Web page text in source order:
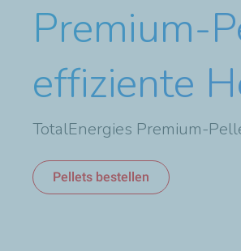
Premium-
effiziente
TotalEnergies Premium-
Pellets bestellen